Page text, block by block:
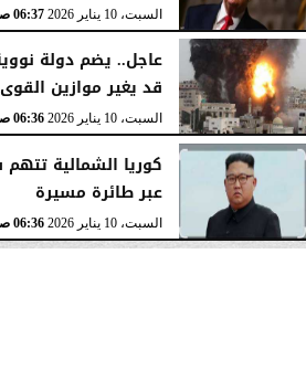
السبت، 10 يناير 2026 06:37 صـ
عاجل.. يضم دولة
قد يغير موازين
السبت، 10 يناير 2026 06:36 صـ
كوريا الشمالية
عبر طائرة مسيرة
السبت، 10 يناير 2026 06:36 صـ